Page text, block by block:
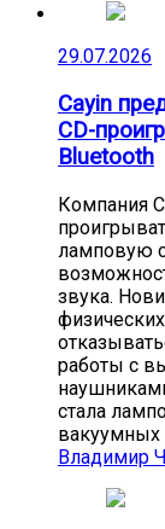
29.07.2026
Cayin
CD-
Bluetooth
Компания
ламповую
звука.
работы с
стала
вакуумных
Владимир